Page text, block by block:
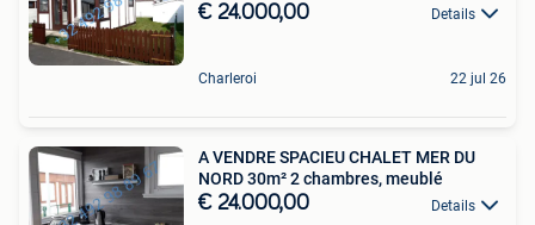
€ 24.000,00 Details
Charleroi 22 jul 26
A VENDRE SPACIEU CHALET MER DU
NORD 30m² 2 chambres, meublé
€ 24.000,00 Details